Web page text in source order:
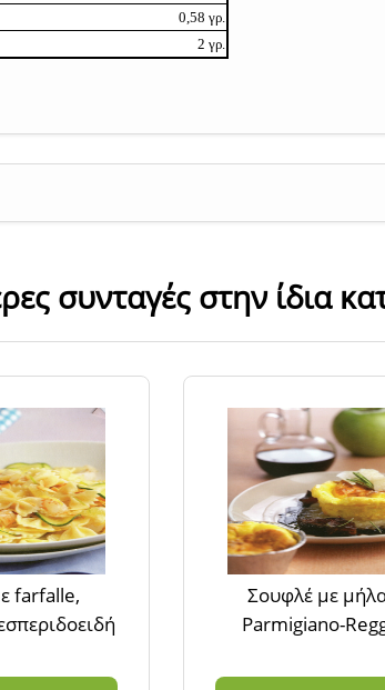
0,58 γρ.
2 γρ.
συνταγές στην ίδια
farfalle,
Σουφλέ με
Parmigiano-